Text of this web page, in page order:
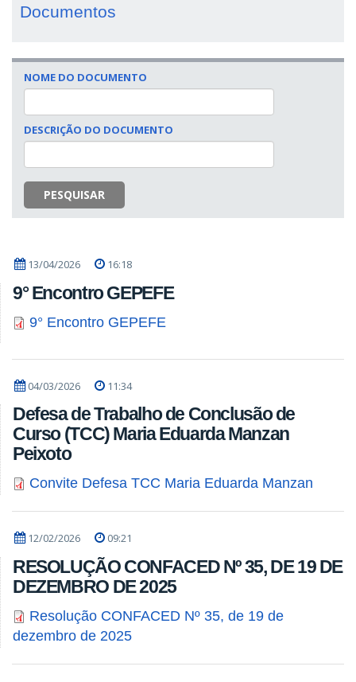
Documentos
NOME DO DOCUMENTO
DESCRIÇÃO DO DOCUMENTO
PESQUISAR
13/04/2026 16:18
9° Encontro GEPEFE
9° Encontro GEPEFE
04/03/2026 11:34
Defesa de Trabalho de Conclusão de
Curso (TCC) Maria Eduarda Manzan
Peixoto
Convite Defesa TCC Maria Eduarda Manzan
12/02/2026 09:21
RESOLUÇÃO CONFACED Nº 35, DE 19 DE
DEZEMBRO DE 2025
Resolução CONFACED Nº 35, de 19 de
dezembro de 2025